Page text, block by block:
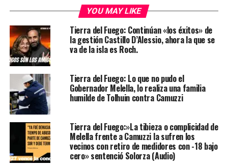
YOU MAY LIKE
Tierra del Fuego: Continúan «los éxitos» de
la gestión Castillo D’Alessio, ahora la que se
va de la isla es Roch.
Tierra del Fuego: Lo que no pudo el
Gobernador Melella, lo realiza una familia
humilde de Tolhuin contra Camuzzi
Tierra del Fuego:»La tibieza o complicidad de
Melella frente a Camuzzi la sufren los
vecinos con retiro de medidores con -18 bajo
cero» sentenció Solorza (Audio)